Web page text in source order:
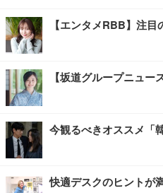
【エンタメRBB】注
【坂道グループニュ
今観るべきオススメ「
快適デスクのヒントが